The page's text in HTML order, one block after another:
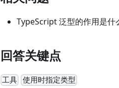
TypeScript 泛型的作用是什
回答关键点
工具 使用时指定类型